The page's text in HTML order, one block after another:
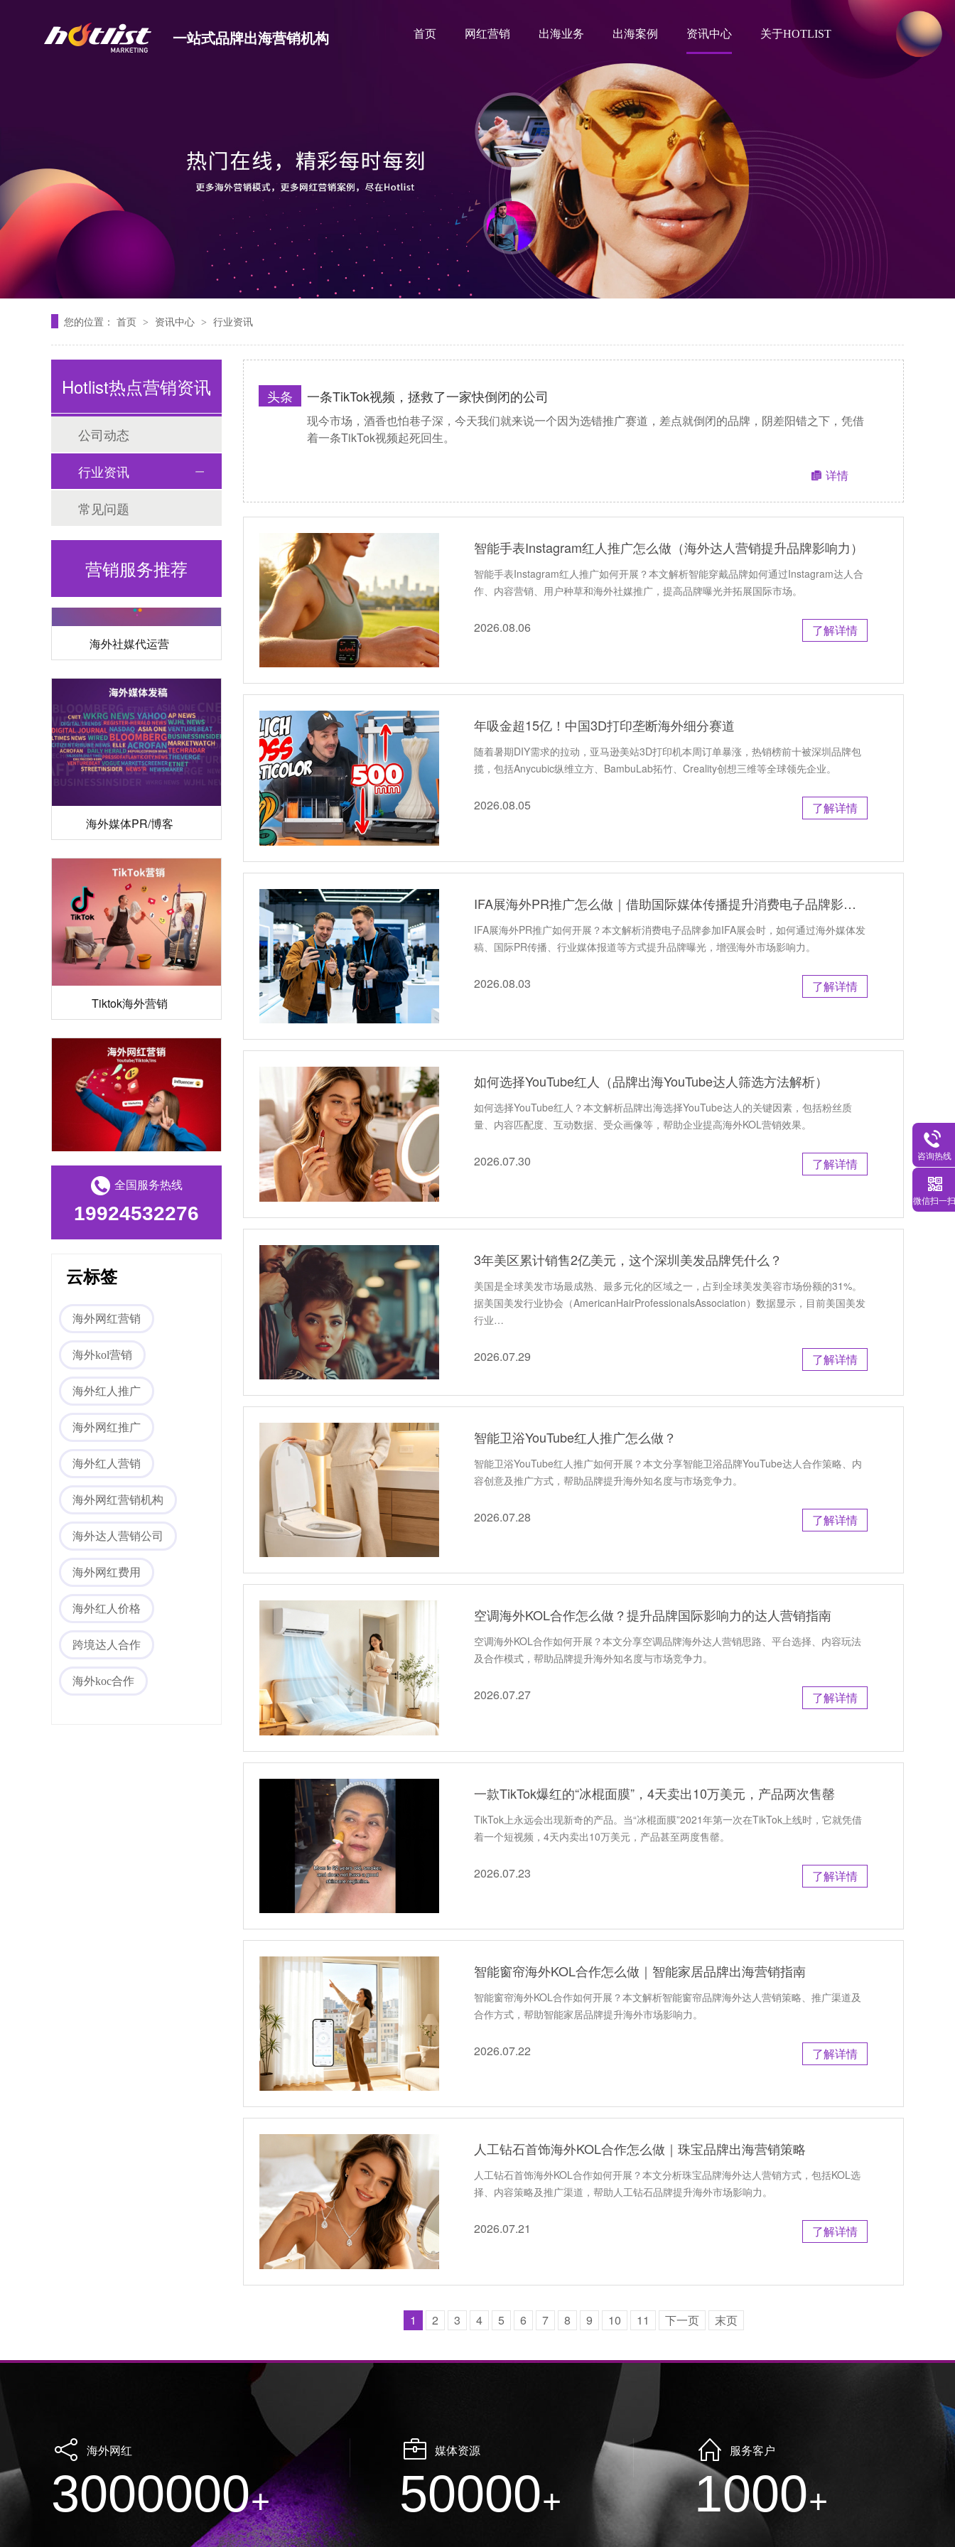
一站式品牌出海营销机构 首页 网红营销 出海业务 出海案例 资讯中心 关于HOTLIST
您的位置： 首页 > 资讯中心 > 行业资讯
一条TikTok视频，拯救了一家快倒闭的公司
头条
现今市场，酒香也怕巷子深，今天我们就来说一个因为选错推广赛道，差点就倒闭的品牌，阴差阳错之下，凭借
着一条TikTok视频起死回生。
详情
智能手表Instagram红人推广怎么做（海外达人营销提升品牌影响力）
智能手表Instagram红人推广如何开展？本文解析智能穿戴品牌如何通过Instagram达人合
作、内容营销、用户种草和海外社媒推广，提高品牌曝光并拓展国际市场。
2026.08.06 了解详情
年吸金超15亿！中国3D打印垄断海外细分赛道
随着暑期DIY需求的拉动，亚马逊美站3D打印机本周订单暴涨，热销榜前十被深圳品牌包
揽，包括Anycubic纵维立方、BambuLab拓竹、Creality创想三维等全球领先企业。
2026.08.05 了解详情
IFA展海外PR推广怎么做｜借助国际媒体传播提升消费电子品牌影响力
IFA展海外PR推广如何开展？本文解析消费电子品牌参加IFA展会时，如何通过海外媒体发
稿、国际PR传播、行业媒体报道等方式提升品牌曝光，增强海外市场影响力。
2026.08.03 了解详情
如何选择YouTube红人（品牌出海YouTube达人筛选方法解析）
如何选择YouTube红人？本文解析品牌出海选择YouTube达人的关键因素，包括粉丝质
量、内容匹配度、互动数据、受众画像等，帮助企业提高海外KOL营销效果。
2026.07.30 了解详情
3年美区累计销售2亿美元，这个深圳美发品牌凭什么？
美国是全球美发市场最成熟、最多元化的区域之一，占到全球美发美容市场份额的31%。
据美国美发行业协会（AmericanHairProfessionalsAssociation）数据显示，目前美国美发
行业…
2026.07.29 了解详情
智能卫浴YouTube红人推广怎么做？
智能卫浴YouTube红人推广如何开展？本文分享智能卫浴品牌YouTube达人合作策略、内
容创意及推广方式，帮助品牌提升海外知名度与市场竞争力。
2026.07.28 了解详情
空调海外KOL合作怎么做？提升品牌国际影响力的达人营销指南
空调海外KOL合作如何开展？本文分享空调品牌海外达人营销思路、平台选择、内容玩法
及合作模式，帮助品牌提升海外知名度与市场竞争力。
2026.07.27 了解详情
一款TikTok爆红的“冰棍面膜”，4天卖出10万美元，产品两次售罄
TikTok上永远会出现新奇的产品。当“冰棍面膜”2021年第一次在TikTok上线时，它就凭借
着一个短视频，4天内卖出10万美元，产品甚至两度售罄。
2026.07.23 了解详情
智能窗帘海外KOL合作怎么做｜智能家居品牌出海营销指南
智能窗帘海外KOL合作如何开展？本文解析智能窗帘品牌海外达人营销策略、推广渠道及
合作方式，帮助智能家居品牌提升海外市场影响力。
2026.07.22 了解详情
人工钻石首饰海外KOL合作怎么做｜珠宝品牌出海营销策略
人工钻石首饰海外KOL合作如何开展？本文分析珠宝品牌海外达人营销方式，包括KOL选
择、内容策略及推广渠道，帮助人工钻石品牌提升海外市场影响力。
2026.07.21 了解详情
1 2 3 4 5 6 7 8 9 10 11 下一页 末页
Hotlist热点营销资讯
公司动态
行业资讯
常见问题
营销服务推荐
海外网红营销
海外社媒代运营
海外媒体PR/博客
Tiktok海外营销
海外网红营销
全国服务热线
19924532276
云标签
海外网红营销
海外kol营销
海外红人推广
海外网红推广
海外红人营销
海外网红营销机构
海外达人营销公司
海外网红费用
海外红人价格
跨境达人合作
海外koc合作
海外网红
3000000+
媒体资源
50000+
服务客户
1000+
咨询热线
微信扫一扫